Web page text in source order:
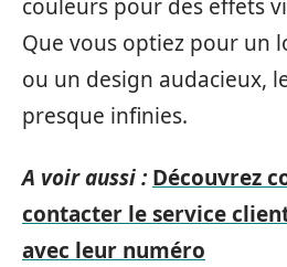
couleurs pour des effets
Que vous optiez pour un
ou un design audacieux,
presque infinies.
A voir aussi : Découvrez
contacter le service
avec leur numéro